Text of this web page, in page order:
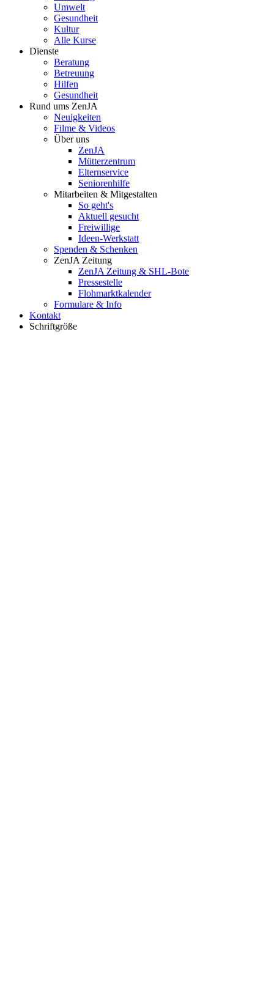
Umwelt
Gesundheit
Kultur
Alle Kurse
Dienste
Beratung
Betreuung
Hilfen
Gesundheit
Rund ums ZenJA
Neuigkeiten
Filme & Videos
Über uns
ZenJA
Mütterzentrum
Elternservice
Seniorenhilfe
Mitarbeiten & Mitgestalten
So geht's
Aktuell gesucht
Freiwillige
Ideen-Werkstatt
Spenden & Schenken
ZenJA Zeitung
ZenJA Zeitung & SHL-Bote
Pressestelle
Flohmarktkalender
Formulare & Info
Kontakt
Schriftgröße